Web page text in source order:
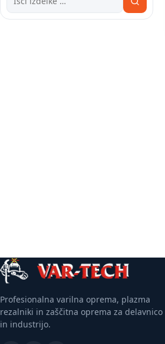
Profesionalna varilna oprema, plazma
rezalniki in zaščitna oprema za delavnico
in industrijo.